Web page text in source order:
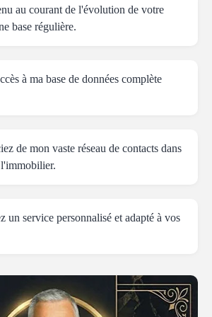
au courant de l'évolution de votre
base régulière.
à ma base de données complète
de mon vaste réseau de contacts dans
un service personnalisé et adapté à vos